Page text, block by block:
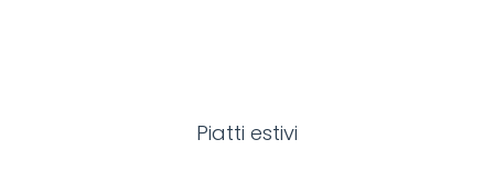
Piatti estivi